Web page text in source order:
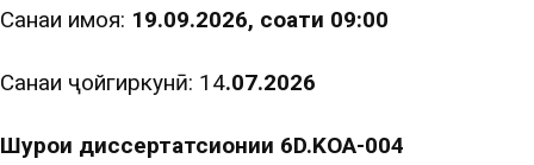
Санаи ҳимоя: 19.09.2026, соати 09:00
Санаи ҷойгиркунӣ: 14.07.2026
Шурои диссертатсионии 6D.KOA-004